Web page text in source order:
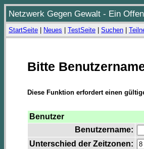
Netzwerk Gegen Gewalt - Ein
StartSeite Neues TestSeite Suchen
Bitte
Diese Funktion erfordert einen
Benutzer
Benutzername:
Unterschied der Zeitzonen: